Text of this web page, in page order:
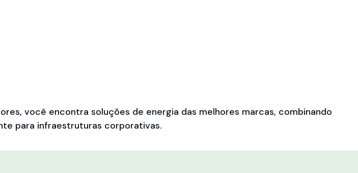
você encontra soluções de energia das melhores marcas, combinando
para infraestruturas corporativas.